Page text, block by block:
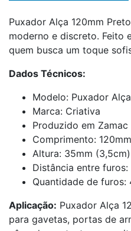
Puxador Alça 120mm
moderno e discreto. Feito
quem busca um toque
Dados Técnicos:
Modelo: Puxador Alça
Marca: Criativa
Produzido em Zamac
Comprimento:
Altura: 35mm (3,5cm)
Distância entre furos:
Quantidade de furos:
Aplicação: Puxador Alça
para gavetas, portas de